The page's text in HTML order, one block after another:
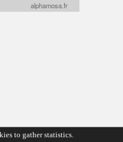
alphamosa.fr
to gather statistics.